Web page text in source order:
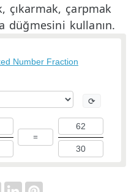
çıkarmak, çarpmak
düğmesini kullanın.
Number Fraction
⟳
=